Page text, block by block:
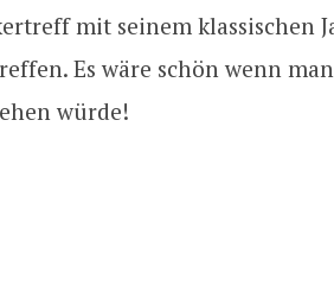
mit seinem klassischen
Es wäre schön wenn
würde!